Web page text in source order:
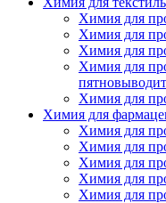
Химия для
Химия для
Химия для
Химия для
Химия для
Химия для
Химия для
Химия для
Химия для
Химия для
Химия для